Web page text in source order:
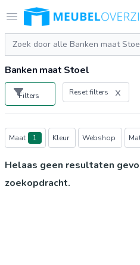
Open menu
Logo Meubeloverzicht.nl
Zoeken
Banken maat Stoel
Filters Reset filters
Producten
Maat 1 Kleur Webshop
Helaas geen resultaten
zoekopdracht.